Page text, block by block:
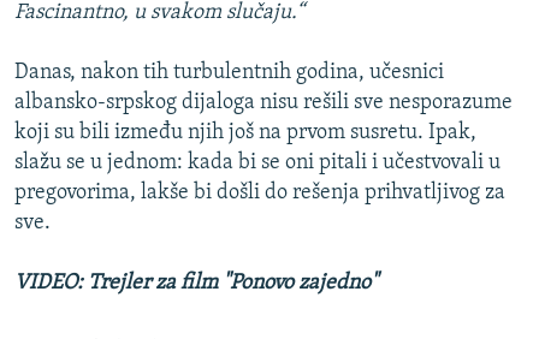
Fascinantno, u svakom slučaju.“
Danas, nakon tih turbulentnih godina, učesnici
albansko-srpskog dijaloga nisu rešili sve nesporazume
koji su bili između njih još na prvom susretu. Ipak,
slažu se u jednom: kada bi se oni pitali i učestvovali u
pregovorima, lakše bi došli do rešenja prihvatljivog za
sve.
VIDEO: Trejler za film "Ponovo zajedno"